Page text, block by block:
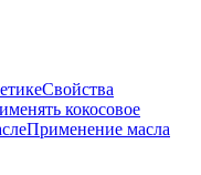
Свойства
кокосовое
Применение масла